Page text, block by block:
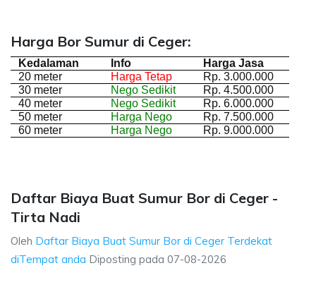
Harga Bor Sumur di Ceger:
Kedalaman Info
Harga Jasa
20 meter
Harga Tetap
Rp. 3.000.000
30 meter
Nego Sedikit
Rp. 4.500.000
40 meter
Nego Sedikit
Rp. 6.000.000
50 meter
Harga Nego
Rp. 7.500.000
60 meter
Harga Nego Rp. 9.000.000
Daftar Biaya Buat Sumur Bor di Ceger -
Tirta Nadi
Oleh Daftar Biaya Buat Sumur Bor di Ceger Terdekat
diTempat anda Diposting pada 07-08-2026